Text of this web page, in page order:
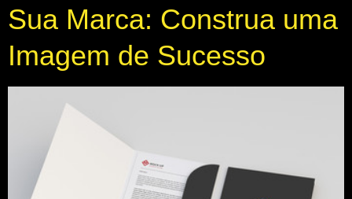
Sua Marca: Construa uma
Imagem de Sucesso